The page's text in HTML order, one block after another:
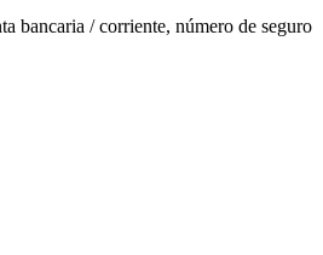
bancaria / corriente, número de seguro